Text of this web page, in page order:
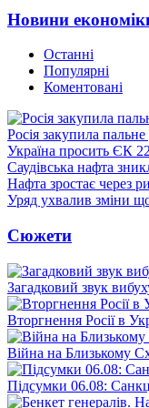
Новини
Останні
Популярні
Коментовані
Росія закупила
Україна просить ЄК
Саудівська нафта
Нафта зростає через
Уряд ухвалив зміни
Сюжети
Загадковий звук
Вторгнення Росії в
Війна на Близькому
Підсумки 06.08: